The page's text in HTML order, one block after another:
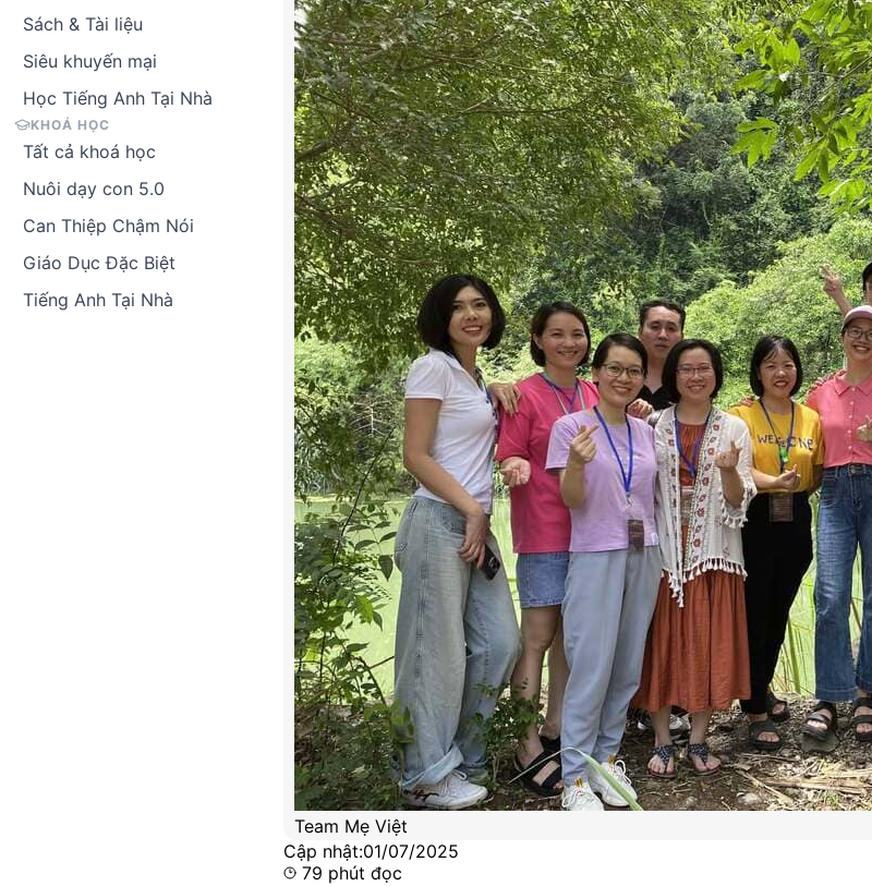
Sách & Tài liệu
Siêu khuyến mại
Học Tiếng Anh Tại Nhà
KHOÁ HỌC
Tất cả khoá học
Nuôi dạy con 5.0
Can Thiệp Chậm Nói
Giáo Dục Đặc Biệt
Tiếng Anh Tại Nhà
Team Mẹ Việt
Cập nhật:01/07/2025
79 phút đọc